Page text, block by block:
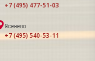
+7 (495) 477-51-03
Ясенево
+7 (495) 540-53-11